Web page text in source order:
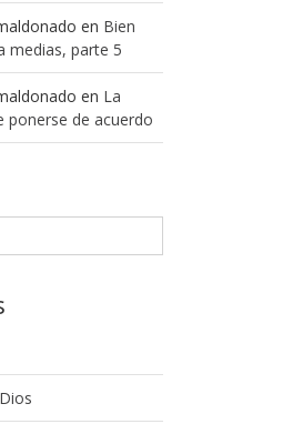
en Bien
medias, parte 5
en La
ponerse de acuerdo